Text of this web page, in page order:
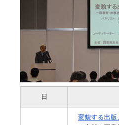
日
変貌する出版